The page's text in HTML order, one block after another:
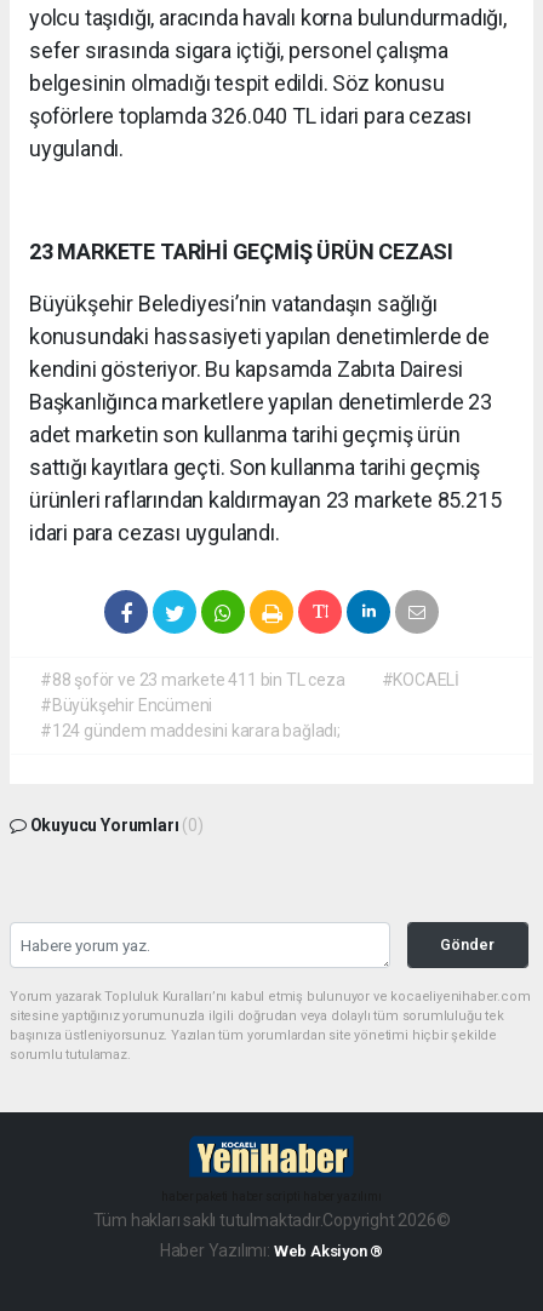
yolcu taşıdığı, aracında havalı korna bulundurmadığı,
sefer sırasında sigara içtiği, personel çalışma
belgesinin olmadığı tespit edildi. Söz konusu
şoförlere toplamda 326.040 TL idari para cezası
uygulandı.
23 MARKETE TARİHİ GEÇMİŞ ÜRÜN CEZASI
Büyükşehir Belediyesi’nin vatandaşın sağlığı
konusundaki hassasiyeti yapılan denetimlerde de
kendini gösteriyor. Bu kapsamda Zabıta Dairesi
Başkanlığınca marketlere yapılan denetimlerde 23
adet marketin son kullanma tarihi geçmiş ürün
sattığı kayıtlara geçti. Son kullanma tarihi geçmiş
ürünleri raflarından kaldırmayan 23 markete 85.215
idari para cezası uygulandı.
#88 şoför ve 23 markete 411 bin TL ceza
#KOCAELİ
#Büyükşehir Encümeni
#124 gündem maddesini karara bağladı;
Okuyucu Yorumları (0)
Gönder
Yorum yazarak Topluluk Kuralları’nı kabul etmiş bulunuyor ve kocaeliyenihaber.com
sitesine yaptığınız yorumunuzla ilgili doğrudan veya dolaylı tüm sorumluluğu tek
başınıza üstleniyorsunuz. Yazılan tüm yorumlardan site yönetimi hiçbir şekilde
sorumlu tutulamaz.
Tüm hakları saklı tutulmaktadır.Copyright 2026©
Haber Yazılımı: Web Aksiyon ®